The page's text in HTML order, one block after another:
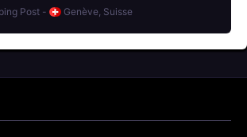
Post - Genève, Suisse